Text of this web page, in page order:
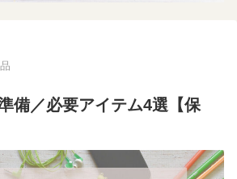
備／必要アイテム4選【保